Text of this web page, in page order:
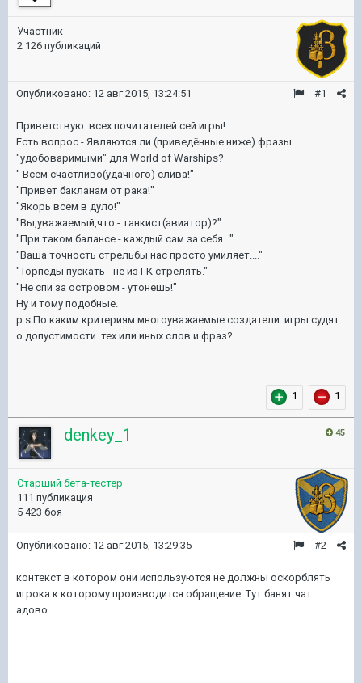
Участник
2 126 публикаций
#1
Опубликовано: 12 авг 2015, 13:24:51
Приветствую всех почитателей сей игры!
Есть вопрос - Являются ли (приведённые ниже) фразы
"удобоваримыми" для World of Warships?
" Всем счастливо(удачного) слива!"
"Привет бакланам от рака!"
"Якорь всем в дуло!"
"Вы,уважаемый,что - танкист(авиатор)?"
"При таком балансе - каждый сам за себя..."
"Ваша точность стрельбы нас просто умиляет...."
"Торпеды пускать - не из ГК стрелять."
"Не спи за островом - утонешь!"
Ну и тому подобные.
p.s По каким критериям многоуважаемые создатели игры судят
о допустимости тех или иных слов и фраз?
1 1
45
denkey_1
Старший бета-тестер
111 публикация
5 423 боя
#2
Опубликовано: 12 авг 2015, 13:29:35
контекст в котором они используются не должны оскорблять
игрока к которому производится обращение. Тут банят чат
адово.